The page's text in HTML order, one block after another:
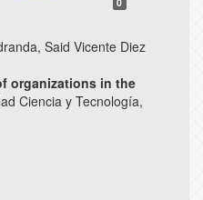
Said Vicente Diez
organizations in the
Ciencia y Tecnología,